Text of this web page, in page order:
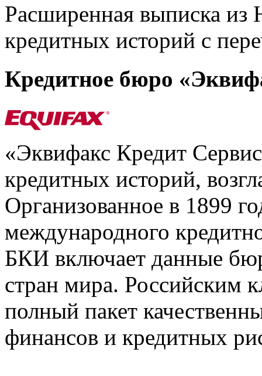
Расширенная выписка из
кредитных историй с
Кредитное бюро
«Эквифакс Кредит
кредитных историй,
Организованное в 1899
международного
БКИ включает данные
стран мира. Российским
полный пакет
финансов и кредитных